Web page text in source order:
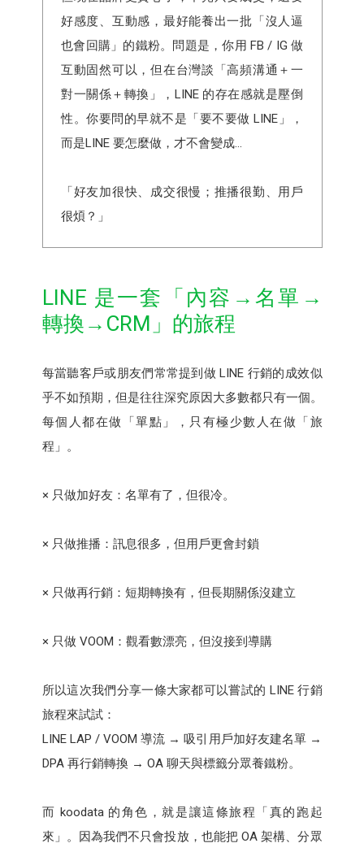
好感度、互動感，最好能養出一批「沒人逼
也會回購」的鐵粉。問題是，你用 FB / IG 做
互動固然可以，但在台灣談「高頻溝通＋一
對一關係＋轉換」，LINE 的存在感就是壓倒
性。你要問的早就不是「要不要做 LINE」，
而是LINE 要怎麼做，才不會變成...
「好友加很快、成交很慢；推播很勤、用戶
很煩？」
LINE 是一套「內容→名單→
轉換→CRM」的旅程
每當聽客戶或朋友們常常提到做 LINE 行銷的成效似
乎不如預期，但是往往深究原因大多數都只有一個。
每個人都在做「單點」，只有極少數人在做「旅
程」。
× 只做加好友：名單有了，但很冷。
× 只做推播：訊息很多，但用戶更會封鎖
× 只做再行銷：短期轉換有，但長期關係沒建立
× 只做 VOOM：觀看數漂亮，但沒接到導購
所以這次我們分享一條大家都可以嘗試的 LINE 行銷
旅程來試試：
LINE LAP / VOOM 導流 → 吸引用戶加好友建名單 →
DPA 再行銷轉換 → OA 聊天與標籤分眾養鐵粉。
而 koodata 的角色，就是讓這條旅程「真的跑起
來」。因為我們不只會投放，也能把 OA 架構、分眾